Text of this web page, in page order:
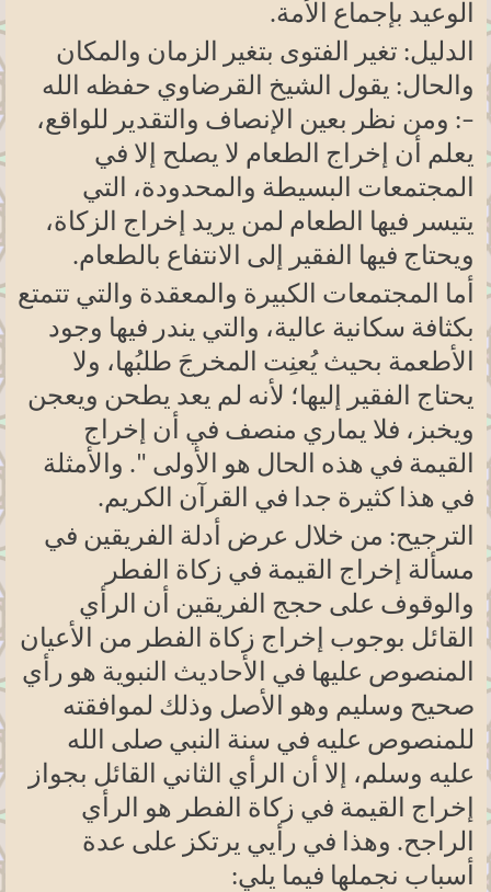
الوعيد بإجماع الأمة.
الدليل: تغير الفتوى بتغير الزمان والمكان
والحال: يقول الشيخ القرضاوي حفظه الله
–: ومن نظر بعين الإنصاف والتقدير للواقع،
يعلم أن إخراج الطعام لا يصلح إلا في
المجتمعات البسيطة والمحدودة، التي
يتيسر فيها الطعام لمن يريد إخراج الزكاة،
ويحتاج فيها الفقير إلى الانتفاع بالطعام.
أما المجتمعات الكبيرة والمعقدة والتي تتمتع
بكثافة سكانية عالية، والتي يندر فيها وجود
الأطعمة بحيث يُعنِت المخرجَ طلبُها، ولا
يحتاج الفقير إليها؛ لأنه لم يعد يطحن ويعجن
ويخبز، فلا يماري منصف في أن إخراج
القيمة في هذه الحال هو الأولى ". والأمثلة
في هذا كثيرة جدا في القرآن الكريم.
الترجيح: من خلال عرض أدلة الفريقين في
مسألة إخراج القيمة في زكاة الفطر
والوقوف على حجج الفريقين أن الرأي
القائل بوجوب إخراج زكاة الفطر من الأعيان
المنصوص عليها في الأحاديث النبوية هو رأي
صحيح وسليم وهو الأصل وذلك لموافقته
للمنصوص عليه في سنة النبي صلى الله
عليه وسلم، إلا أن الرأي الثاني القائل بجواز
إخراج القيمة في زكاة الفطر هو الرأي
الراجح. وهذا في رأيي يرتكز على عدة
أسباب نجملها فيما يلي: